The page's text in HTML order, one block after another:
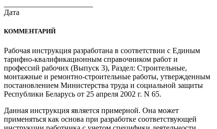
Дата
КОММЕНТАРИЙ
Рабочая инструкция разработана в соответствии с Единым
тарифно-квалификационным справочником работ и
профессий рабочих (Выпуск 3), Раздел: Строительные,
монтажные и ремонтно-строительные работы, утвержденным
постановлением Министерства труда и социальной защиты
Республики Беларусь от 25 апреля 2002 г. N 65.
Данная инструкция является примерной. Она может
применяться как основа при разработке соответствующей